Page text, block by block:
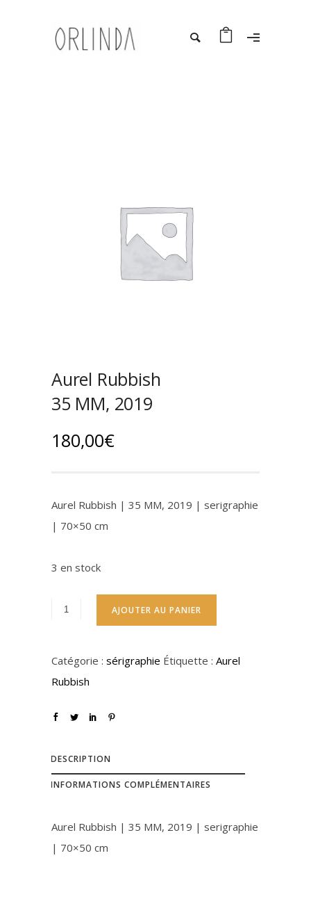
Aurel Rubbish
35 MM, 2019
180,00€
Aurel Rubbish | 35 MM, 2019 | serigraphie
| 70×50 cm
3 en stock
AJOUTER AU PANIER
Catégorie : sérigraphie Étiquette : Aurel
Rubbish
DESCRIPTION
INFORMATIONS COMPLÉMENTAIRES
Aurel Rubbish | 35 MM, 2019 | serigraphie
| 70×50 cm